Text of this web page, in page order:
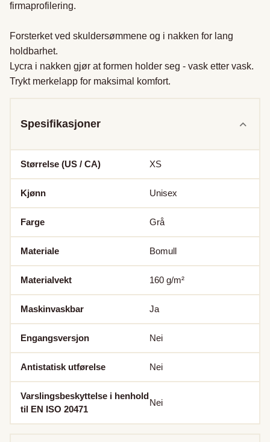
firmaprofilering.
Forsterket ved skuldersømmene og i nakken for lang
holdbarhet.
Lycra i nakken gjør at formen holder seg - vask etter vask.
Trykt merkelapp for maksimal komfort.
Spesifikasjoner
Størrelse (US / CA) XS
Kjønn Unisex
Farge Grå
Materiale Bomull
Materialvekt 160 g/m²
Maskinvaskbar Ja
Engangsversjon Nei
Antistatisk utførelse Nei
Varslingsbeskyttelse i henhold
til EN ISO 20471
Nei